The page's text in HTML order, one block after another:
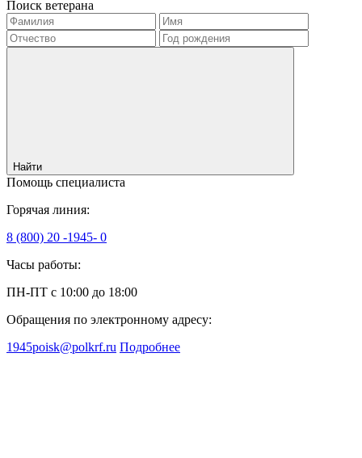
Поиск ветерана
Найти
Помощь специалиста
Горячая линия:
8 (800) 20 -1945- 0
Часы работы:
ПН-ПТ с 10:00 до 18:00
Обращения по электронному адресу:
1945poisk@polkrf.ru Подробнее